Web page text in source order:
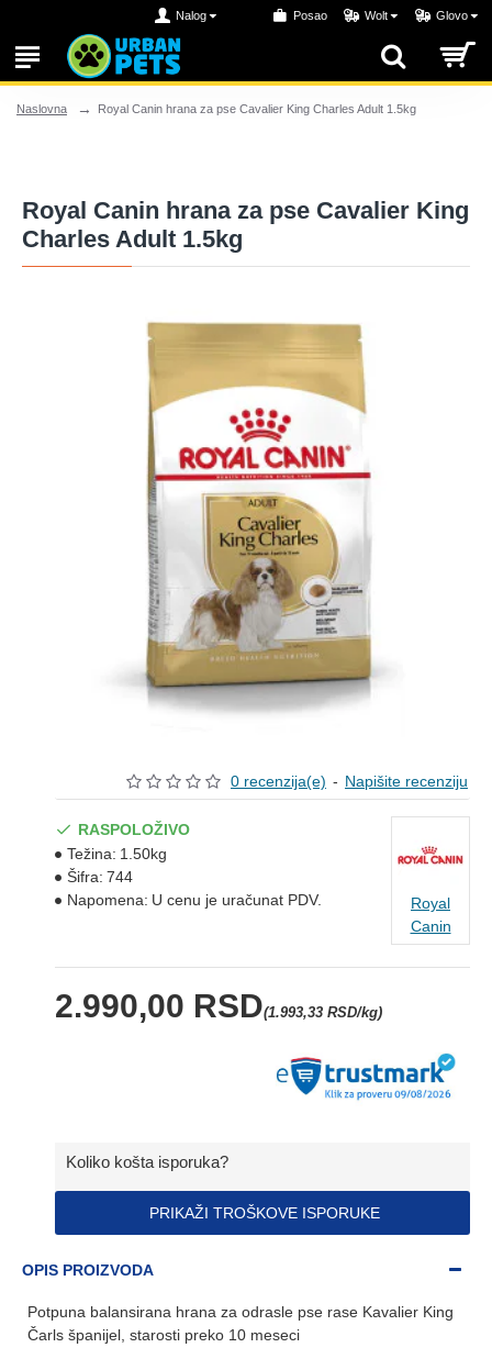
Nalog Posao Wolt Glovo
Naslovna Royal Canin hrana za pse Cavalier King Charles Adult 1.5kg
Royal Canin hrana za pse Cavalier King
Charles Adult 1.5kg
0 recenzija(e) - Napišite recenziju
2.990,00 RSD(1.993,33 RSD/kg)
RASPOLOŽIVO
Težina: 1.50kg
Šifra: 744
Napomena: U cenu je uračunat PDV.
Royal
Canin
Koliko košta isporuka?
PRIKAŽI TROŠKOVE ISPORUKE
OPIS PROIZVODA
Potpuna balansirana hrana za odrasle pse rase Kavalier King
Čarls španijel, starosti preko 10 meseci